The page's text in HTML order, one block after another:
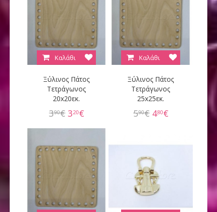
Ξύλινος Πάτος
Τετράγωνος
20x20εκ.
390€ 320€
Καλάθι
Ξύλινος Πάτος
Τετράγωνος
25x25εκ.
590€ 480€
Καλάθι